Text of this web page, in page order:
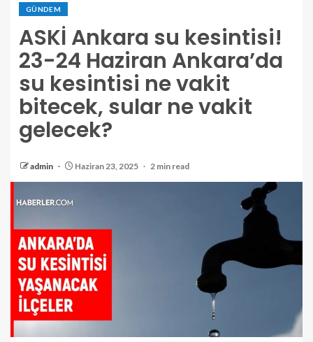
GÜNDEM
ASKİ Ankara su kesintisi!
23-24 Haziran Ankara’da
su kesintisi ne vakit
bitecek, sular ne vakit
gelecek?
admin Haziran 23, 2025 2 min read